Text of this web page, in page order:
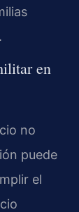
en
no
puede
el